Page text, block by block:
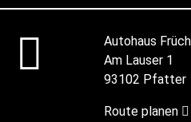
Autohaus
Am Lauser 1
93102 Pfatter
Route planen